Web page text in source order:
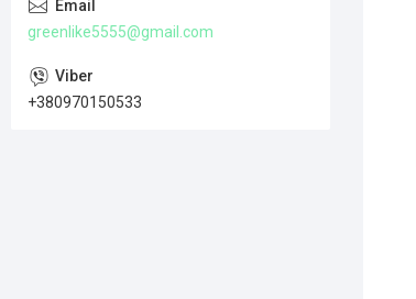
greenlike5555@gmail.com
+380970150533